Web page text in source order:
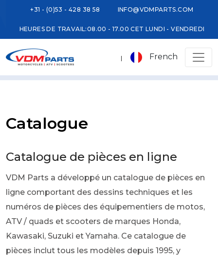
+31 - (0)53 - 428 38 58 INFO@VDMPARTS.COM
HEURES DE TRAVAIL:08.00 - 17.00 CET LUNDI - VENDREDI
French
Catalogue
Catalogue de pièces en ligne
VDM Parts a développé un catalogue de pièces en
ligne comportant des dessins techniques et les
numéros de pièces des équipementiers de motos,
ATV / quads et scooters de marques Honda,
Kawasaki, Suzuki et Yamaha. Ce catalogue de
pièces inclut tous les modèles depuis 1995, y